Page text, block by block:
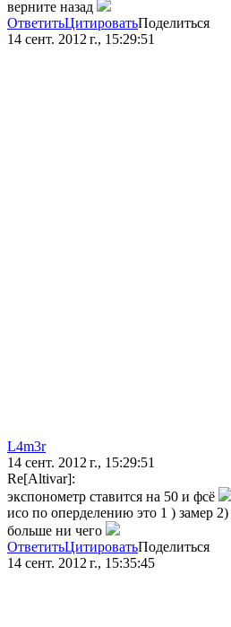
верните назад
ОтветитьЦитироватьПоделиться
14 сент. 2012 г., 15:29:51
L4m3r
14 сент. 2012 г., 15:29:51
Re[Altivar]:
экспонометр ставится на 50 и фсё
исо по оперделению это 1 ) замер
больше ни чего
ОтветитьЦитироватьПоделиться
14 сент. 2012 г., 15:35:45